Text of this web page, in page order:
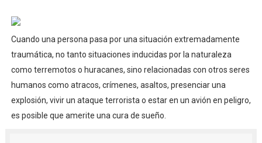
Cuando una persona pasa por una situación extremadamente
traumática, no tanto situaciones inducidas por la naturaleza
como terremotos o huracanes, sino relacionadas con otros seres
humanos como atracos, crímenes, asaltos, presenciar una
explosión, vivir un ataque terrorista o estar en un avión en peligro,
es posible que amerite una cura de sueño.